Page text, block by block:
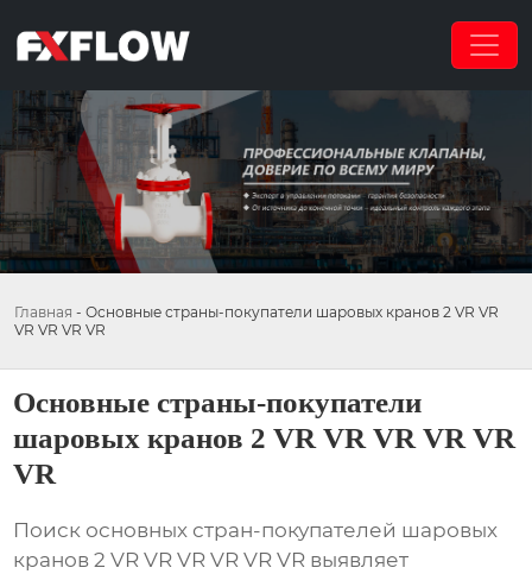
Главная - Основные страны-покупатели шаровых кранов 2 VR VR
VR VR VR VR
Основные страны-покупатели
шаровых кранов 2 VR VR VR VR VR
VR
Поиск основных стран-покупателей шаровых
кранов 2 VR VR VR VR VR VR выявляет